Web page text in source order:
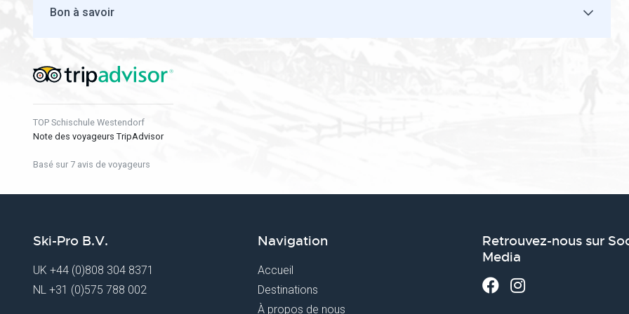
Bon à savoir
TOP Schischule Westendorf
Note des voyageurs TripAdvisor
Basé sur 7 avis de voyageurs
Ski-Pro B.V.
UK +44 (0)808 304 8371
NL +31 (0)575 788 002
Navigation
Accueil
Destinations
À propos de nous
Retrouvez-nous sur
Media